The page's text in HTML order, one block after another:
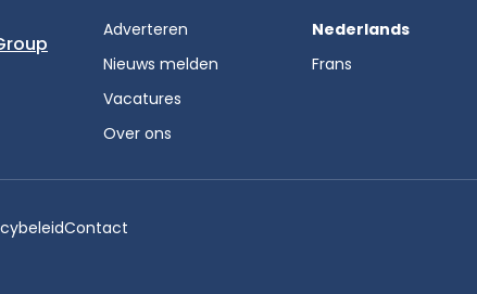
Adverteren
Nieuws melden
Vacatures
Over ons
Nederlands
Frans
Contact